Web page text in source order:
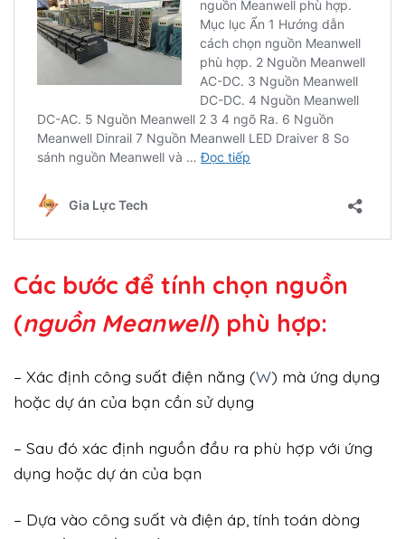
Các bước để tính chọn nguồn
(nguồn Meanwell) phù hợp:
– Xác định công suất điện năng (W) mà ứng dụng
hoặc dự án của bạn cần sử dụng
– Sau đó xác định nguồn đầu ra phù hợp với ứng
dụng hoặc dự án của bạn
– Dựa vào công suất và điện áp, tính toán dòng